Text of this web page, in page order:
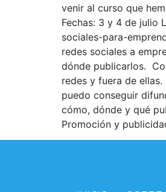
venir al curso que
Fechas: 3 y 4 de julio
sociales-para-
redes sociales a
dónde publicarlos.
redes y fuera de ellas.
puedo conseguir
cómo, dónde y qué
Promoción y